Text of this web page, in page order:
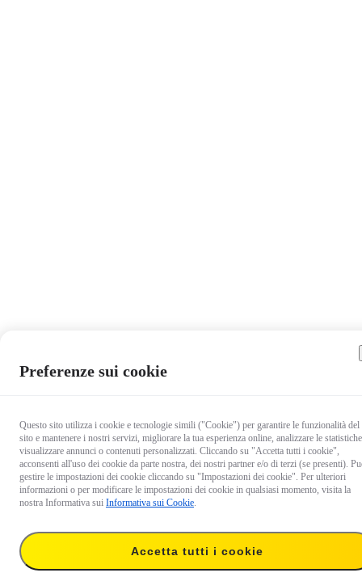
23,99 €
Preferenze sui cookie
Questo sito utilizza i cookie e tecnologie simili ("Cookie") per garantire le funzionalità del
sito e mantenere i nostri servizi, migliorare la tua esperienza online, analizzare le
visualizzare annunci o contenuti personalizzati. Cliccando su "Accetta tutti i cookie",
acconsenti all'uso dei cookie da parte nostra, dei nostri partner e/o di terzi (se presenti).
gestire le impostazioni dei cookie cliccando su "Impostazioni dei cookie". Per ulteriori
informazioni o per modificare le impostazioni dei cookie in qualsiasi momento, visita la
nostra Informativa sui Informativa sui Cookie.
Accetta tutti i cookie